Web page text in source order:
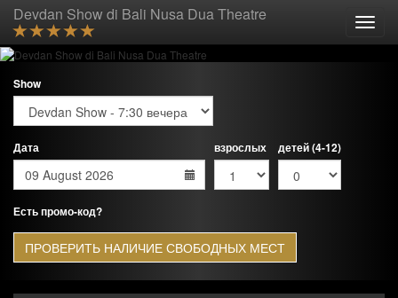
Toggle
Devdan Show di Bali Nusa Dua Theatre
Show
Дата взрослых детей (4-12)
Есть промо-код?
ПРОВЕРИТЬ НАЛИЧИЕ СВОБОДНЫХ МЕСТ